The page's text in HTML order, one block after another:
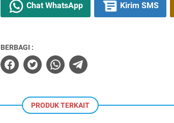
Chat WhatsApp Kirim SMS
BERBAGI :
PRODUK TERKAIT